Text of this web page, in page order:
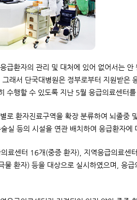
급환자의 관리 및 대처에 있어 없어서는
래서 단국대병원은 정부로부터 지원받은
수행할 수 있도록 지난 5월 응급의료센터
로 환자진료구역을 확장 분류하여 뇌졸중
실 등의 시설을 연관 배치하여 응급환자에
의료센터 16개(중증 환자), 지역응급의료
물 환자) 등을 대상으로 실시하였으며, 응